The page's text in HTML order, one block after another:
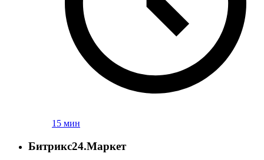
15 мин
Битрикс24.Маркет